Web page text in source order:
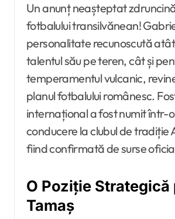
Un anunț neașteptat zdruncină scena
fotbalului transilvănean!
personalitate recunoscută
talentul său pe teren, cât și
temperamentul vulcanic,
planul fotbalului românesc.
internațional a fost numit într-
conducere la clubul de tradiție
fiind confirmată de surse
O Poziție Strategică
Tamaș